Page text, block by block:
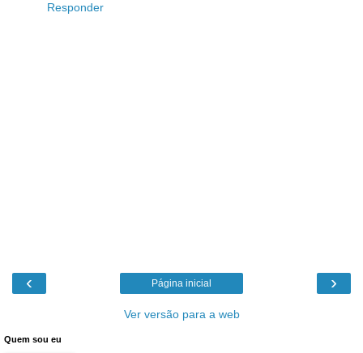
Responder
‹ ›
Página inicial
Ver versão para a web
Quem sou eu